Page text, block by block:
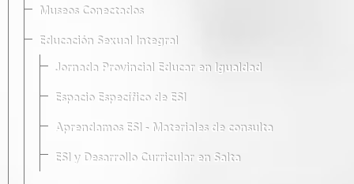
Museos Conectados
Educación Sexual Integral
Jornada Provincial Educar en Igualdad
Espacio Específico de ESI
Aprendamos ESI - Materiales de consulta
ESI y Desarrollo Curricular en Salta